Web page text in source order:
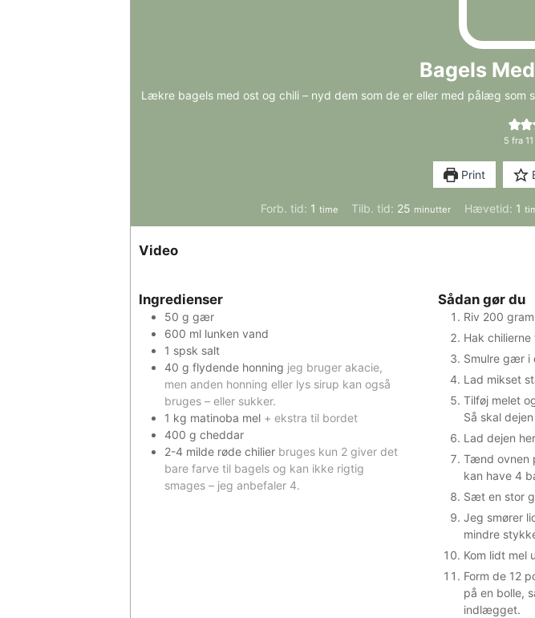
Bagels
Lækre bagels med ost og chili – nyd dem som de er eller med pålæg som
5 fra 11
Print
Forb. tid: 1 time
time Tilb. tid: 25 minutter
minutter Hævetid: 1
Video
Ingredienser
50 g gær
600 ml lunken vand
1 spsk salt
40 g flydende honning jeg bruger akacie,
men anden honning eller lys sirup kan også
bruges – eller sukker.
1 kg matinoba mel + ekstra til bordet
400 g cheddar
2-4 milde røde chilier bruges kun 2 giver det
bare farve til bagels og kan ikke rigtig
smages – jeg anbefaler 4.
Sådan gør du
Riv 200
Hak chilierne
Smulre gær i
Lad mikset
Tilføj melet
Så skal
Lad dejen
Tænd ovnen
kan have 4
Sæt en stor
Jeg smører
mindre
Kom lidt mel
Form de 12
på en bolle,
indlægget.